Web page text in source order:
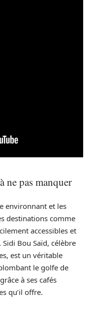
ne pas manquer
environnant et les
destinations comme
accessibles et
Bou Saïd, célèbre
est un véritable
le golfe de
à ses cafés
qu’il offre.